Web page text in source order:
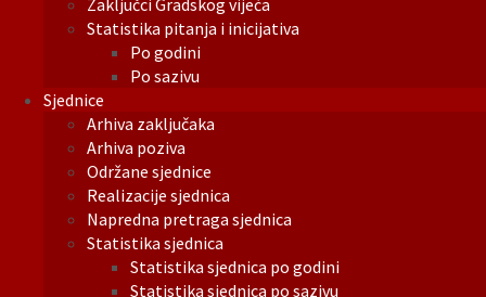
Zaključci Gradskog vijeća
Statistika pitanja i inicijativa
Po godini
Po sazivu
Sjednice
Arhiva zaključaka
Arhiva poziva
Održane sjednice
Realizacije sjednica
Napredna pretraga sjednica
Statistika sjednica
Statistika sjednica po godini
Statistika sjednica po sazivu